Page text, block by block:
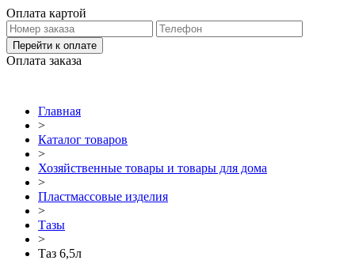
Оплата картой
Перейти к оплате
Оплата заказа
Главная
>
Каталог товаров
>
Хозяйственные товары и товары для дома
>
Пластмассовые изделия
>
Тазы
>
Таз 6,5л